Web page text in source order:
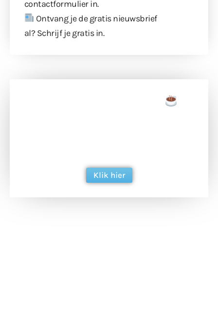
contactformulierin.
Ontvang je de gratis nieuwsbrief
al? Schrijf je gratis in.
Klik hier